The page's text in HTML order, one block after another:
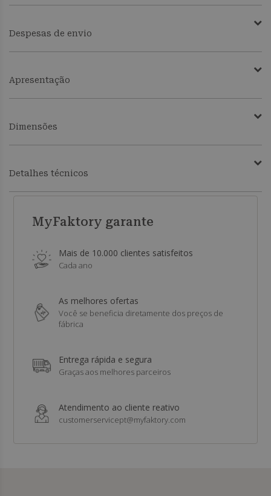
Despesas de envio
Apresentação
Dimensões
Detalhes técnicos
MyFaktory garante
Mais de 10.000 clientes satisfeitos
Cada ano
As melhores ofertas
Você se beneficia diretamente dos preços de
fábrica
Entrega rápida e segura
Graças aos melhores parceiros
Atendimento ao cliente reativo
customerservicept@myfaktory.com